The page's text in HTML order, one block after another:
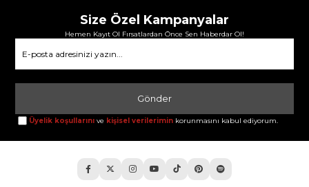
Size Özel Kampanyalar
Hemen Kayıt Ol Fırsatlardan Önce Sen Haberdar Ol!
Gönder
Üyelik koşullarını ve kişisel verilerimin korunmasını kabul ediyorum.